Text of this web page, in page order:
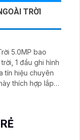
TRỜI
5.0MP bao
1 đầu ghi hình
tín hiệu chuyên
thích hợp lắp